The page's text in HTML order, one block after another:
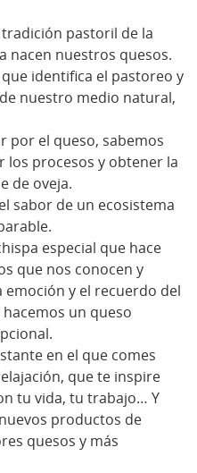
pastoril de la
nacen nuestros quesos.
identifica el pastoreo y
nuestro medio natural,
por el queso, sabemos
los procesos y obtener la
de oveja.
sabor de un ecosistema
especial que hace
que nos conocen y
y el recuerdo del
un queso
en el que comes
que te inspire
tu vida, tu trabajo… Y
productos de
quesos y más